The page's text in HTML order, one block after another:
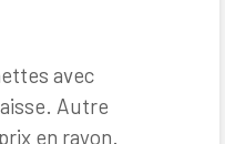
avec
Autre
en rayon.